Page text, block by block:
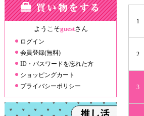
ようこそguestさん
ログイン
会員登録(無料)
ID・パスワードを忘れた方
ショッピングカート
プライバシーポリシー
1
2
3